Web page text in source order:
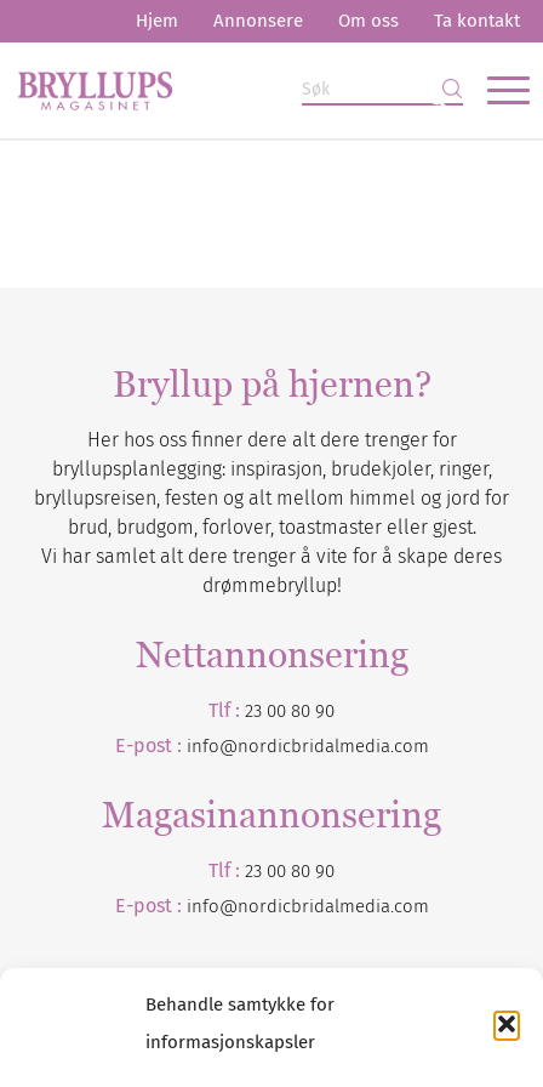
Behandle samtykke for
informasjonskapsler
Hjem Annonsere Om oss Ta kontakt
Bryllup på hjernen?
Her hos oss finner dere alt dere trenger for
bryllupsplanlegging: inspirasjon, brudekjoler, ringer,
bryllupsreisen, festen og alt mellom himmel og jord for
brud, brudgom, forlover, toastmaster eller gjest.
Vi har samlet alt dere trenger å vite for å skape deres
drømmebryllup!
Nettannonsering
Tlf : 23 00 80 90
E-post : info@nordicbridalmedia.com
Magasinannonsering
Tlf : 23 00 80 90
E-post : info@nordicbridalmedia.com